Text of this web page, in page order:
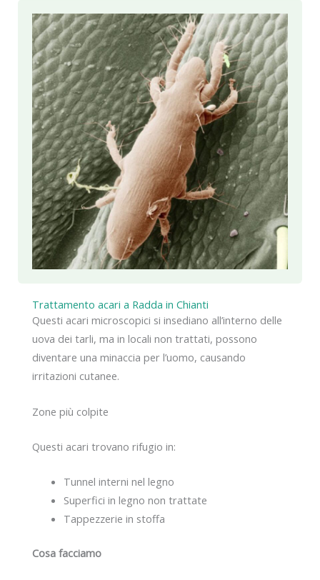
Trattamento acari a Radda in Chianti
Questi acari microscopici si insediano all’interno delle
uova dei tarli, ma in locali non trattati, possono
diventare una minaccia per l’uomo, causando
irritazioni cutanee.
Zone più colpite
Questi acari trovano rifugio in:
Tunnel interni nel legno
Superfici in legno non trattate
Tappezzerie in stoffa
Cosa facciamo